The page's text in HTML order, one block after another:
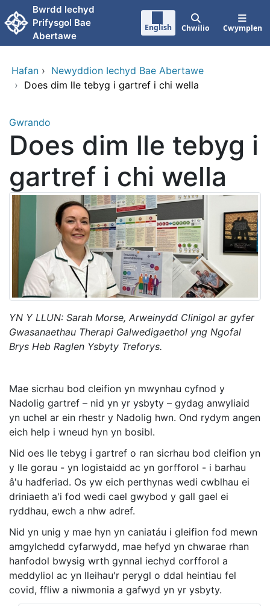
Neidio i'r prif gynnwy
Bwrdd lechyd
Prifysgol Bae
Abertawe
English Chwilio Cwymplen
Hafan › Newyddion Iechyd Bae Abertawe
› Does dim lle tebyg i gartref i chi wella
Gwrando
Does dim lle tebyg i
gartref i chi wella
YN Y LLUN: Sarah Morse, Arweinydd Clinigol ar gyfer
Gwasanaethau Therapi Galwedigaethol yng Ngofal
Brys Heb Raglen Ysbyty Treforys.
Mae sicrhau bod cleifion yn mwynhau cyfnod y
Nadolig gartref – nid yn yr ysbyty – gydag anwyliaid
yn uchel ar ein rhestr y Nadolig hwn. Ond rydym angen
eich help i wneud hyn yn bosibl.
Nid oes lle tebyg i gartref o ran sicrhau bod cleifion yn
y lle gorau - yn logistaidd ac yn gorfforol - i barhau
â'u hadferiad. Os yw eich perthynas wedi cwblhau ei
driniaeth a'i fod wedi cael gwybod y gall gael ei
ryddhau, ewch a nhw adref.
Nid yn unig y mae hyn yn caniatáu i gleifion fod mewn
amgylchedd cyfarwydd, mae hefyd yn chwarae rhan
hanfodol bwysig wrth gynnal iechyd corfforol a
meddyliol ac yn lleihau'r perygl o ddal heintiau fel
covid, ffliw a niwmonia a gafwyd yn yr ysbyty.